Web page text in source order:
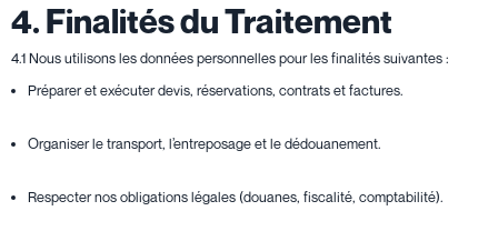
4. Finalités du Traitement
4.1 Nous utilisons les données personnelles pour les finalités suivantes :
Préparer et exécuter devis, réservations, contrats et factures.
Organiser le transport, l’entreposage et le dédouanement.
Respecter nos obligations légales (douanes, fiscalité, comptabilité).